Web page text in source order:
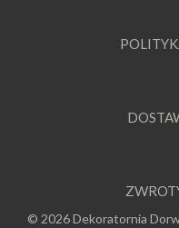
© 2026 Dekoratornia